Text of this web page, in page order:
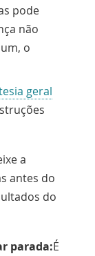
pode
não
o
geral
a
antes do
do
parada:É